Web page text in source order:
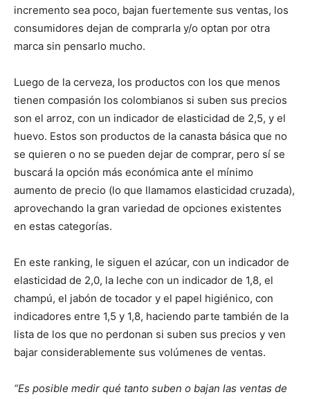
incremento sea poco, bajan fuertemente sus ventas, los
consumidores dejan de comprarla y/o optan por otra
marca sin pensarlo mucho.
Luego de la cerveza, los productos con los que menos
tienen compasión los colombianos si suben sus precios
son el arroz, con un indicador de elasticidad de 2,5, y el
huevo. Estos son productos de la canasta básica que no
se quieren o no se pueden dejar de comprar, pero sí se
buscará la opción más económica ante el mínimo
aumento de precio (lo que llamamos elasticidad cruzada),
aprovechando la gran variedad de opciones existentes
en estas categorías.
En este ranking, le siguen el azúcar, con un indicador de
elasticidad de 2,0, la leche con un indicador de 1,8, el
champú, el jabón de tocador y el papel higiénico, con
indicadores entre 1,5 y 1,8, haciendo parte también de la
lista de los que no perdonan si suben sus precios y ven
bajar considerablemente sus volúmenes de ventas.
“Es posible medir qué tanto suben o bajan las ventas de